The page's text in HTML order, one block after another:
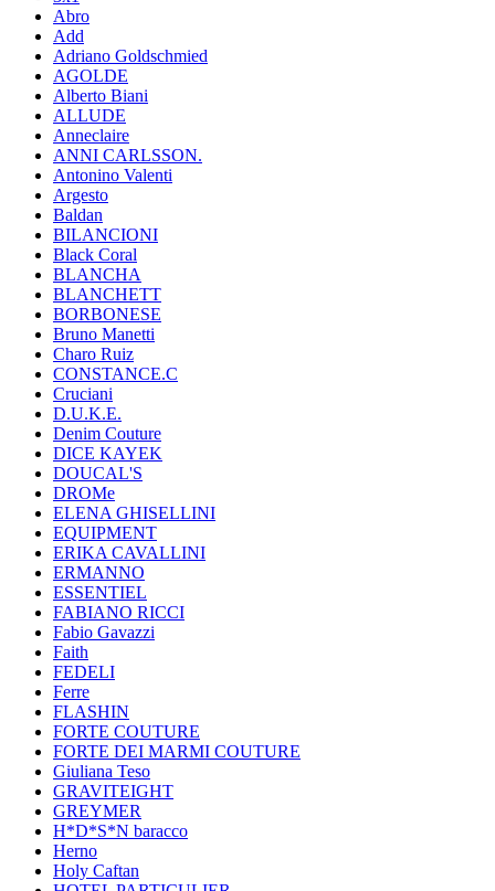
Abro
Add
Adriano Goldschmied
AGOLDE
Alberto Biani
ALLUDE
Anneclaire
ANNI CARLSSON.
Antonino Valenti
Argesto
Baldan
BILANCIONI
Black Coral
BLANCHA
BLANCHETT
BORBONESE
Bruno Manetti
Charo Ruiz
CONSTANCE.C
Cruciani
D.U.K.E.
Denim Couture
DICE KAYEK
DOUCAL'S
DROMe
ELENA GHISELLINI
EQUIPMENT
ERIKA CAVALLINI
ERMANNO
ESSENTIEL
FABIANO RICCI
Fabio Gavazzi
Faith
FEDELI
Ferre
FLASHIN
FORTE COUTURE
FORTE DEI MARMI COUTURE
Giuliana Teso
GRAVITEIGHT
GREYMER
H*D*S*N baracco
Herno
Holy Caftan